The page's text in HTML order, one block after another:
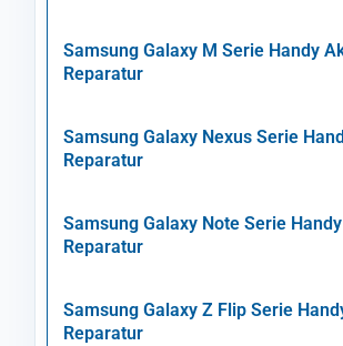
Samsung Galaxy M Serie Handy
Reparatur
Samsung Galaxy Nexus Serie
Reparatur
Samsung Galaxy Note Serie
Reparatur
Samsung Galaxy Z Flip Serie
Reparatur